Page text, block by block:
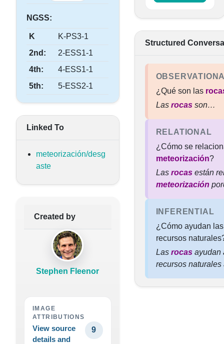
NGSS:
K
K-PS3-1
2nd:
2-ESS1-1
4th:
4-ESS1-1
5th:
5-ESS2-1
Linked To
meteorización/desg
aste
Created by
Stephen Fleenor
IMAGE
ATTRIBUTIONS
View source
details and
9
Structured
¿Qué son las
Las rocasson…
RELATIONAL
¿Cómo se
meteorización?
Las rocasestán
meteorización
INFERENTIAL
¿Cómo ayudan
recursos
Las rocasayudan
recursos naturales